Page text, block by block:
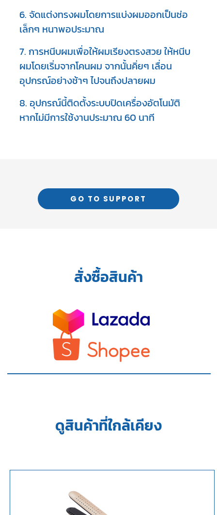
6. จัดแต่งทรงผมโดยการแบ่งผมออกเป็นช่อ
เล็กๆ หนาพอประมาณ
7. การหนีบผมเพื่อให้ผมเรียงตรงสวย ให้หนีบ
ผมโดยเริ่มจากโคนผม จากนั้นคิ่ยๆ เลื่อน
อุปกรณ์อย่างช้าๆ ไปจนถึงปลายผม
8. อุปกรณ์นี้ติดตั้งระบบปิดเครื่องอัตโนมัติ
หากไม่มีการใช้งานประมาณ 60 นาที
GO TO SUPPORT
สั่งซื้อสินค้า
ดูสินค้าที่ใกล้เคียง